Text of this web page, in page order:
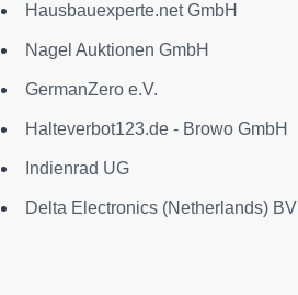
Hausbauexperte.net GmbH
Nagel Auktionen GmbH
GermanZero e.V.
Halteverbot123.de - Browo GmbH
Indienrad UG
Delta Electronics (Netherlands) BV